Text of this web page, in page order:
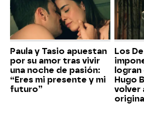
Paula y Tasio apuestan
por su amor tras vivir
una noche de pasión:
“Eres mi presente y mi
futuro”
Los
Hugo
volver
original